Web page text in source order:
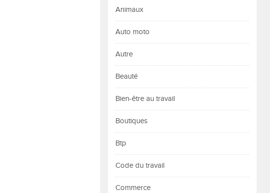
Animaux
Auto moto
Autre
Beauté
Bien-être au travail
Boutiques
Btp
Code du travail
Commerce